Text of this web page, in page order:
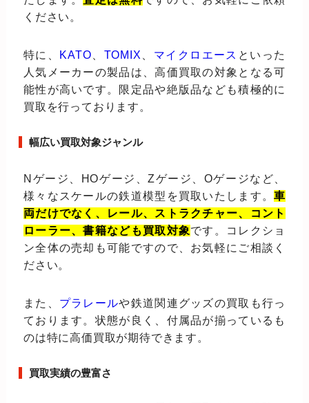
ください。
特に、 KATO TOMIX マイクロエース といった
人気メーカーの製品は、高価買取の対象となる可
能性が高いです。限定品や絶版品なども積極的に
買取を行っております。
幅広い買取対象ジャンル
Nゲージ、HOゲージ、Zゲージ、Oゲージなど、
様々なスケールの鉄道模型を買取いたします。車
両だけでなく、レール、ストラクチャー、コント
ローラー、書籍なども買取対象です。コレクショ
ン全体の売却も可能ですので、お気軽にご相談く
ださい。
また、 プラレールや鉄道関連グッズの買取も行っ
ております。状態が良く、付属品が揃っているも
のは特に高価買取が期待できます。
買取実績の豊富さ